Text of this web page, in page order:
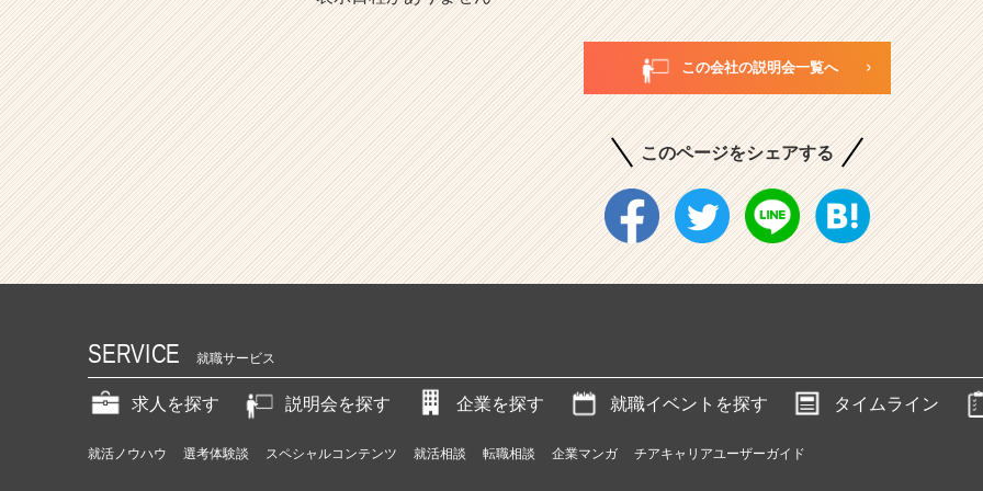
この会社の説明会一覧へ
このページをシェアする
SERVICE 就職サービス
求人を探す 説明会を探す 企業を探す 就職イベントを探す タイムライン
就活ノウハウ 選考体験談 スペシャルコンテンツ 就活相談 転職相談 企業マンガ チアキャリアユーザーガイド